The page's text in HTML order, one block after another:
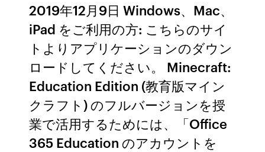
2019年12月9日 Windows、Mac、
iPad をご利用の方: こちらのサイ
トよりアプリケーションのダウン
ロードしてください。 Minecraft:
Education Edition (教育版マイン
クラフト) のフルバージョンを授
業で活用するためには、「Office
365 Education のアカウントを